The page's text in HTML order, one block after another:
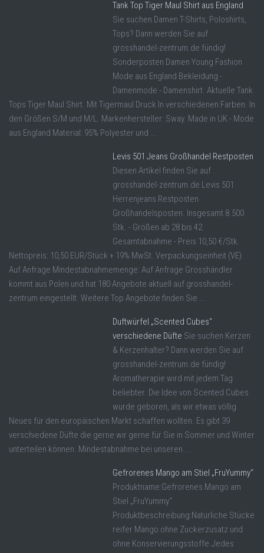
Tank Top Tiger Maul Shirt aus England
Sie suchen Damen T-Shirts, Poloshirts,
Tops? Dann werden Sie auf
grosshandel-zentrum.de fündig!
Sonderposten Damen Young Fashion
Mode aus England Bekleidung -
Damenmode - Damenshirt. Aktuelle Tank
Tops Tiger Maul Shirt. Mit Tigermaul Druck In verschiedenen Farben. In
den Größen S/M und M/L. Markenhersteller: Sway. Made in UK - Mode
aus England Material: 95% Polyester und ...
Levis 501 Jeans Großhandel Restposten
Diesen Artikel finden Sie auf
grosshandel-zentrum.de Levis 501
Herrenjeans Restposten
Großhandelsposten. Insgesamt 8.500
Stk. - Größen ab 28 bis 42.
Gesamtabnahme - Preis 10,50 €/Stk.
Nettopreis: 10,50 EUR/Stück + 19% MwSt. Verpackungseinheit (VE):
Auf Anfrage Mindestabnahmemenge: Auf Anfrage Grosshändler
kommt aus Polen und hat 180 Angebote aktuell auf grosshandel-
zentrum eingestellt. Weitere Top Angebote finden Sie ...
Duftwürfel „Scented Cubes“
verschiedene Düfte Sie suchen Kerzen
& Kerzenhalter? Dann werden Sie auf
grosshandel-zentrum.de fündig!
Aromatherapie wird mit jedem Tag
beliebter. Die Idee von Scented Cubes
wurde geboren, als wir etwas völlig
Neues für den europäischen Markt schaffen wollten. Es gibt 39
verschiedene Düfte die gerne wir gerne für Sie in Sommer und Winter
unterteilen können. Mindestabnahme bei unseren ...
Gefrorenes Mango am Stiel „FruYummy“
Produktname:Gefrorenes Mango am
Stiel „FruYummy“
Produktbeschreibung:Natürliche Stücke
reifer Mango ohne Zuckerzusatz und
ohne Konservierungsstoffe.Jedes